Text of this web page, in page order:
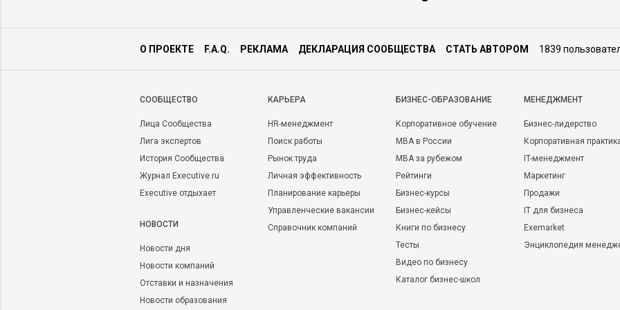
организационного развития, маркетинга,
социологии, психологии, политологии.
технологические проекты и консультации по
О ПРОЕКТЕ F.A.Q. РЕКЛАМА ДЕКЛАРАЦИЯ СООБЩЕСТВА СТАТЬ АВТОРОМ 1839
CООБЩЕСТВО
Лица Сообщества
Лига экспертов
История Сообщества
Журнал Executive.ru
Executive отдыхает
НОВОСТИ
Новости дня
Новости компаний
Отставки и назначения
Новости образования
КАРЬЕРА
HR-менеджмент
Поиск работы
Рынок труда
Личная эффективность
Планирование карьеры
Управленческие вакансии
Справочник компаний
БИЗНЕС-ОБРАЗОВАНИЕ
Корпоративное обучение
MBA в России
MBA за рубежом
Рейтинги
Бизнес-курсы
Бизнес-кейсы
Книги по бизнесу
Тесты
Видео по бизнесу
Каталог бизнес-школ
МЕНЕДЖМЕНТ
Бизнес-лидерство
Корпоративная
IT-менеджмент
Маркетинг
Продажи
IT для бизнеса
Exemarket
Энциклопедия